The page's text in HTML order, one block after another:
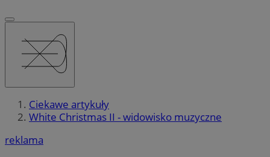
Ciekawe artykuły
White Christmas II - widowisko muzyczne
reklama